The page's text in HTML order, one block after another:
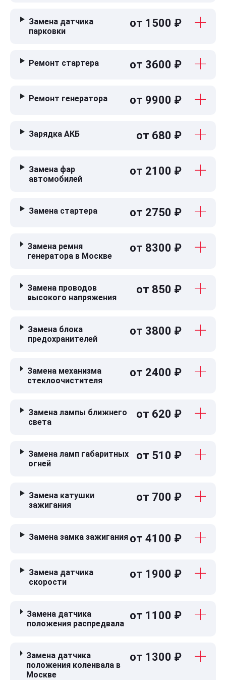
Замена датчика
парковки
от 1500 ₽
Ремонт стартера от 3600 ₽
Ремонт генератора от 9900 ₽
Зарядка АКБ от 680 ₽
Замена фар
автомобилей
от 2100 ₽
Замена стартера от 2750 ₽
Замена ремня
генератора в Москве
от 8300 ₽
Замена проводов
высокого напряжения
от 850 ₽
Замена блока
предохранителей
от 3800 ₽
Замена механизма
стеклоочистителя
от 2400 ₽
Замена лампы ближнего
света
от 620 ₽
Замена ламп габаритных
огней
от 510 ₽
Замена катушки
зажигания
от 700 ₽
Замена замка зажигания от 4100 ₽
Замена датчика
скорости
от 1900 ₽
Замена датчика
положения распредвала
от 1100 ₽
Замена датчика
положения коленвала в
Москве
от 1300 ₽